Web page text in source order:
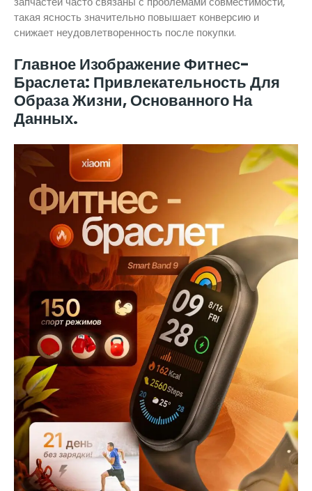
такая ясность значительно повышает конверсию и
снижает неудовлетворенность после покупки.
Главное Изображение Фитнес-
Браслета: Привлекательность Для
Образа Жизни, Основанного На
Данных.